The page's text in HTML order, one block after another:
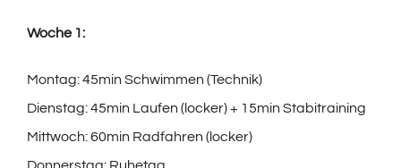
Woche 1:
Montag: 45min Schwimmen (Technik)
Dienstag: 45min Laufen (locker) + 15min Stabitraining
Mittwoch: 60min Radfahren (locker)
Donnerstag: Ruhetag